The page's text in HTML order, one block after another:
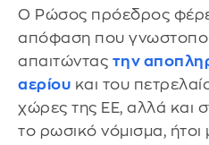
Ο Ρώσος πρόεδρος
απόφαση που
απαιτώντας την
αερίου και του
χώρες της ΕΕ, αλλά και
το ρωσικό νόμισμα,